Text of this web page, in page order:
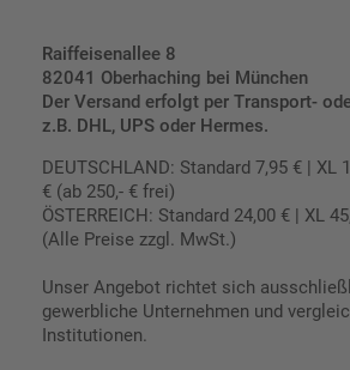
Raiffeisenallee 8
82041 Oberhaching bei München
Der Versand erfolgt per Transport-
z.B. DHL, UPS oder Hermes.
DEUTSCHLAND: Standard 7,95 € | XL
€ (ab 250,- € frei)
ÖSTERREICH: Standard 24,00 € | XL
(Alle Preise zzgl. MwSt.)
Unser Angebot richtet sich
gewerbliche Unternehmen und
Institutionen.